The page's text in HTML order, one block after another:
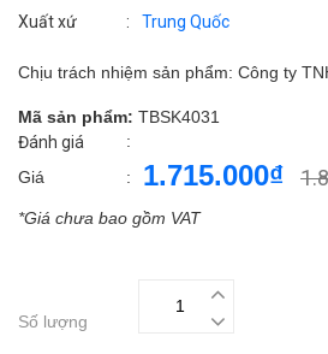
Xuất xứ : Trung Quốc
Chịu trách nhiệm sản phẩm: Công ty
Mã sản phẩm: TBSK4031
Đánh giá
:
Giá
: 1.715.000₫
*Giá chưa bao gồm VAT
Số lượng